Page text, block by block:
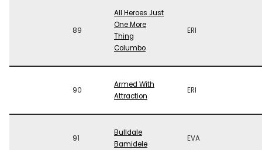
89
All Heroes Just
One More
Thing
Columbo
ERI
90
Armed With
Attraction
ERI
91
Bulldale
Bamidele
EVA